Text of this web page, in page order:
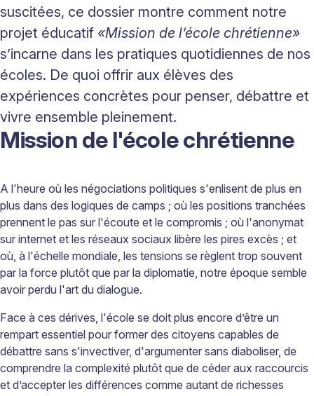
suscitées, ce dossier montre comment notre
projet éducatif «Mission de l’école chrétienne»
s’incarne dans les pratiques quotidiennes de nos
écoles. De quoi offrir aux élèves des
expériences concrètes pour penser, débattre et
vivre ensemble pleinement.
Mission de l'école chrétienne
A l'heure où les négociations politiques s'enlisent de plus en
plus dans des logiques de camps ; où les positions tranchées
prennent le pas sur l'écoute et le compromis ; où l'anonymat
sur internet et les réseaux sociaux libère les pires excès ; et
où, à l'échelle mondiale, les tensions se règlent trop souvent
par la force plutôt que par la diplomatie, notre époque semble
avoir perdu l'art du dialogue.
Face à ces dérives, l'école se doit plus encore d’être un
rempart essentiel pour former des citoyens capables de
débattre sans s'invectiver, d'argumenter sans diaboliser, de
comprendre la complexité plutôt que de céder aux raccourcis
et d’accepter les différences comme autant de richesses